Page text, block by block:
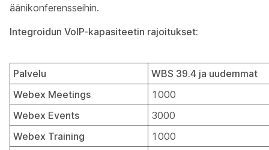
äänikonferensseihin.
Integroidun VoIP-kapasiteetin rajoitukset:
Palvelu
WBS 39.4 ja uudemmat
Webex Meetings
1000
Webex Events
3000
Webex Training
1000